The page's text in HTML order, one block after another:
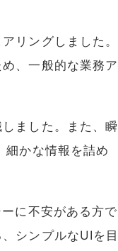
リングしました。
、一般的な業務ア
ました。また、瞬
細かな情報を詰め
に不安がある方で
シンプルなUIを目